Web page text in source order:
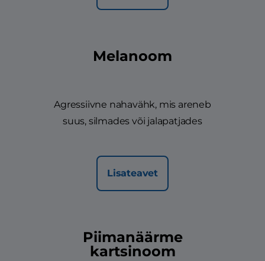
Melanoom
Agressiivne nahavähk, mis areneb
suus, silmades või jalapatjades
Lisateavet
Piimanäärme
kartsinoom